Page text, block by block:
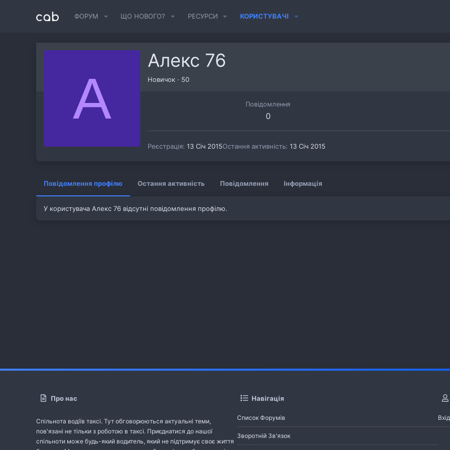
ФОРУМ ЩО НОВОГО? РЕСУРСИ КОРИСТУВАЧІ
А
Алекс 76
Новичок · 50
Повідомлення
0
Реєстрація 13 Січ 2015Остання активність 13 Січ 2015
Повідомлення профілю Остання активність Повідомлення Інформація
У користувача Алекс 76 відсутні повідомлення профілю.
Про нас
Спільнота водіїв таксі. Тут обговорюються актуальні теми,
пов'язані не тільки з роботою в таксі. Приєднатися до нашої
спільноти може будь-який водитель, який не підтримує своє життя
Навігація
Список Форумів
Зворотній Зв'язок
Вхід